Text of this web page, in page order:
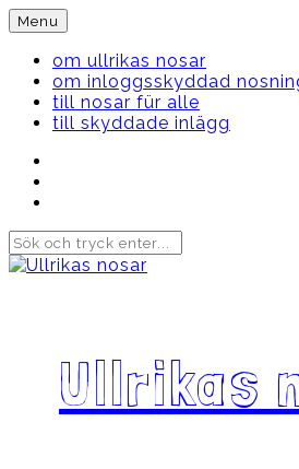
Skip
to
content
Menu
om ullrikas nosar
om inloggsskyddad
till nosar für alle
till skyddade inlägg
Ullrikas